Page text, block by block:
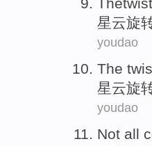
星云旋
youdao
The
星云旋
youdao
Not all